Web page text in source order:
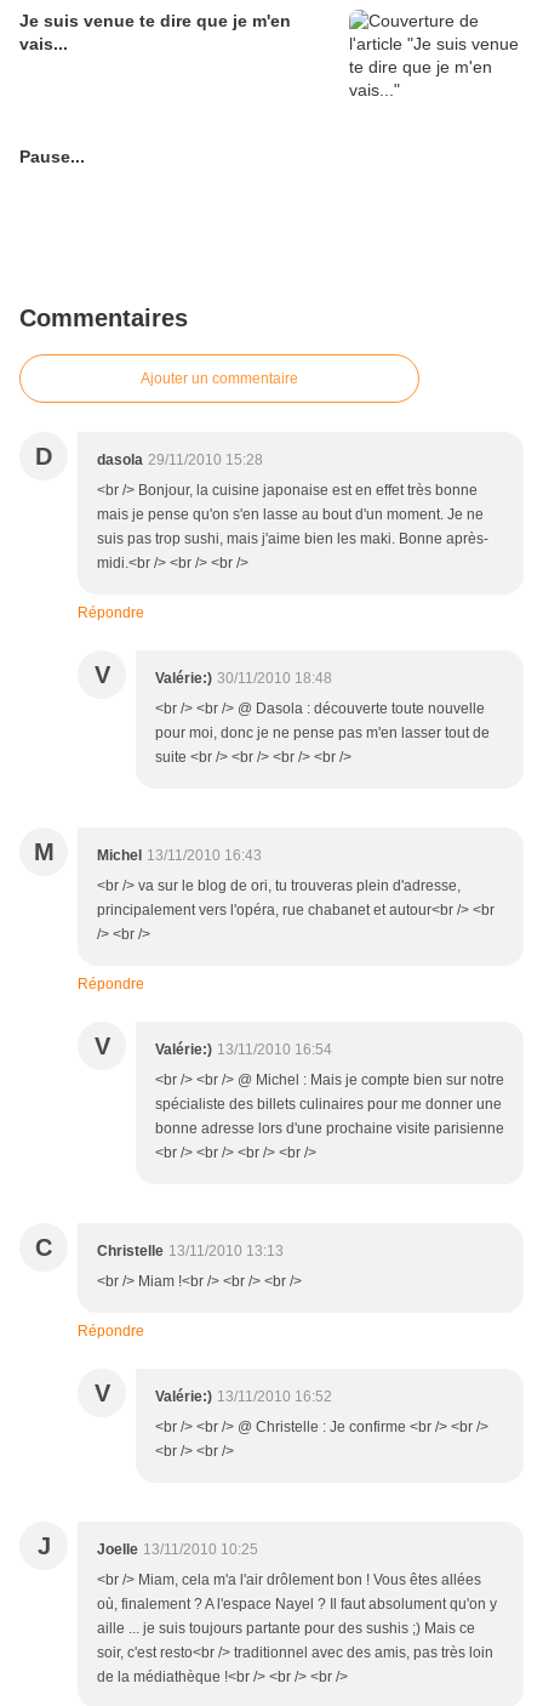
Je suis venue te dire que je m'en
vais...
Pause...
Commentaires
Ajouter un commentaire
D dasola 29/11/2010 15:28
<br /> Bonjour, la cuisine japonaise est en effet très bonne
mais je pense qu'on s'en lasse au bout d'un moment. Je ne
suis pas trop sushi, mais j'aime bien les maki. Bonne après-
midi.<br /> <br /> <br />
Répondre
V Valérie:) 30/11/2010 18:48
<br /> <br /> @ Dasola : découverte toute nouvelle
pour moi, donc je ne pense pas m'en lasser tout de
suite <br /> <br /> <br /> <br />
M Michel 13/11/2010 16:43
<br /> va sur le blog de ori, tu trouveras plein d'adresse,
principalement vers l'opéra, rue chabanet et autour<br /> <br
/> <br />
Répondre
V Valérie:) 13/11/2010 16:54
<br /> <br /> @ Michel : Mais je compte bien sur notre
spécialiste des billets culinaires pour me donner une
bonne adresse lors d'une prochaine visite parisienne
<br /> <br /> <br /> <br />
C Christelle 13/11/2010 13:13
<br /> Miam !<br /> <br /> <br />
Répondre
V Valérie:) 13/11/2010 16:52
<br /> <br /> @ Christelle : Je confirme <br /> <br />
<br /> <br />
J Joelle 13/11/2010 10:25
<br /> Miam, cela m'a l'air drôlement bon ! Vous êtes allées
où, finalement ? A l'espace Nayel ? Il faut absolument qu'on y
aille ... je suis toujours partante pour des sushis ;) Mais ce
soir, c'est resto<br /> traditionnel avec des amis, pas très loin
de la médiathèque !<br /> <br /> <br />